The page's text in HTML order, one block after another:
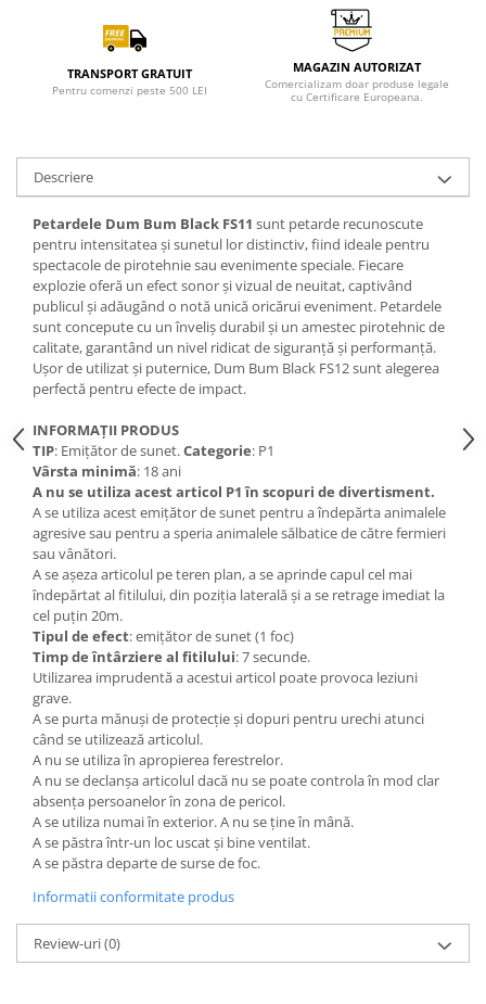
TRANSPORT GRATUIT
Pentru comenzi peste 500 LEI
MAGAZIN AUTORIZAT
Comercializam doar produse legale
cu Certificare Europeana.
Descriere
Petardele Dum Bum Black FS11 sunt petarde recunoscute
pentru intensitatea și sunetul lor distinctiv, fiind ideale pentru
spectacole de pirotehnie sau evenimente speciale. Fiecare
explozie oferă un efect sonor și vizual de neuitat, captivând
publicul și adăugând o notă unică oricărui eveniment. Petardele
sunt concepute cu un înveliș durabil și un amestec pirotehnic de
calitate, garantând un nivel ridicat de siguranță și performanță.
Ușor de utilizat și puternice, Dum Bum Black FS12 sunt alegerea
perfectă pentru efecte de impact.
INFORMAȚII PRODUS
TIP: Emițător de sunet.Categorie: P1
Vârsta minimă: 18 ani
A nu se utiliza acest articol P1 în scopuri de divertisment.
A se utiliza acest emițător de sunet pentru a îndepărta animalele
agresive sau pentru a speria animalele sălbatice de către fermieri
sau vânători.
A se așeza articolul pe teren plan, a se aprinde capul cel mai
îndepărtat al fitilului, din poziția laterală și a se retrage imediat la
cel puțin 20m.
Tipul de efect: emițător de sunet (1 foc)
Timp de întârziere al fitilului: 7 secunde.
Utilizarea imprudentă a acestui articol poate provoca leziuni
grave.
A se purta mănuși de protecție și dopuri pentru urechi atunci
când se utilizează articolul.
A nu se utiliza în apropierea ferestrelor.
A nu se declanșa articolul dacă nu se poate controla în mod clar
absența persoanelor în zona de pericol.
A se utiliza numai în exterior. A nu se ține în mână.
A se păstra într-un loc uscat și bine ventilat.
A se păstra departe de surse de foc.
Informatii conformitate produs
Review-uri(0)